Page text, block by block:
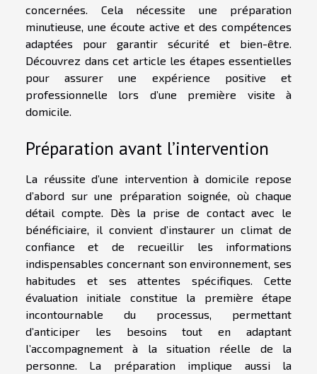
concernées. Cela nécessite une préparation
minutieuse, une écoute active et des compétences
adaptées pour garantir sécurité et bien-être.
Découvrez dans cet article les étapes essentielles
pour assurer une expérience positive et
professionnelle lors d’une première visite à
domicile.
Préparation avant l’intervention
La réussite d’une intervention à domicile repose
d’abord sur une préparation soignée, où chaque
détail compte. Dès la prise de contact avec le
bénéficiaire, il convient d’instaurer un climat de
confiance et de recueillir les informations
indispensables concernant son environnement, ses
habitudes et ses attentes spécifiques. Cette
évaluation initiale constitue la première étape
incontournable du processus, permettant
d’anticiper les besoins tout en adaptant
l’accompagnement à la situation réelle de la
personne. La préparation implique aussi la